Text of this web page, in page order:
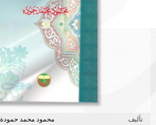
تأليف
محمود محمد حمودة